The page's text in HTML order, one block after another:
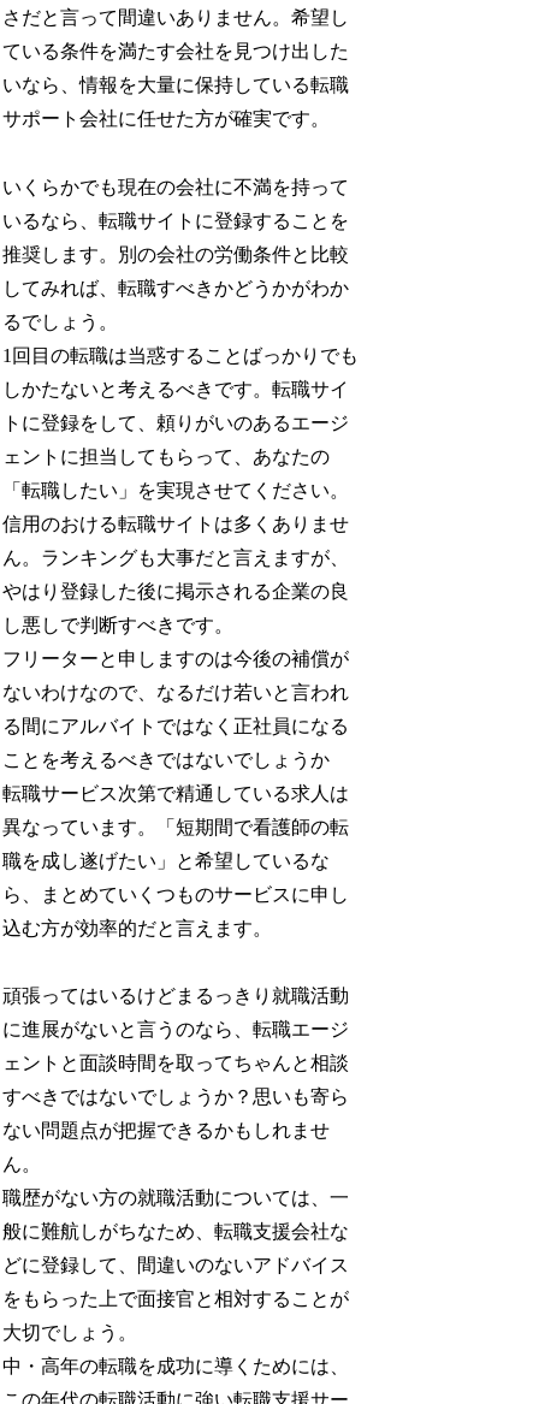
さだと言って間違いありません。希望し
ている条件を満たす会社を見つけ出した
いなら、情報を大量に保持している転職
サポート会社に任せた方が確実です。
いくらかでも現在の会社に不満を持って
いるなら、転職サイトに登録することを
推奨します。別の会社の労働条件と比較
してみれば、転職すべきかどうかがわか
るでしょう。
1回目の転職は当惑することばっかりでも
しかたないと考えるべきです。転職サイ
トに登録をして、頼りがいのあるエージ
ェントに担当してもらって、あなたの
「転職したい」を実現させてください。
信用のおける転職サイトは多くありませ
ん。ランキングも大事だと言えますが、
やはり登録した後に掲示される企業の良
し悪しで判断すべきです。
フリーターと申しますのは今後の補償が
ないわけなので、なるだけ若いと言われ
る間にアルバイトではなく正社員になる
ことを考えるべきではないでしょうか
転職サービス次第で精通している求人は
異なっています。「短期間で看護師の転
職を成し遂げたい」と希望しているな
ら、まとめていくつものサービスに申し
込む方が効率的だと言えます。
頑張ってはいるけどまるっきり就職活動
に進展がないと言うのなら、転職エージ
ェントと面談時間を取ってちゃんと相談
すべきではないでしょうか？思いも寄ら
ない問題点が把握できるかもしれませ
ん。
職歴がない方の就職活動については、一
般に難航しがちなため、転職支援会社な
どに登録して、間違いのないアドバイス
をもらった上で面接官と相対することが
大切でしょう。
中・高年の転職を成功に導くためには、